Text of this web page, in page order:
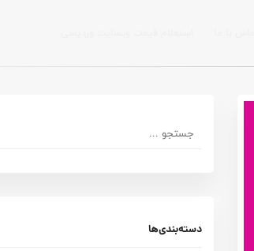
دسته‌بندی‌ها